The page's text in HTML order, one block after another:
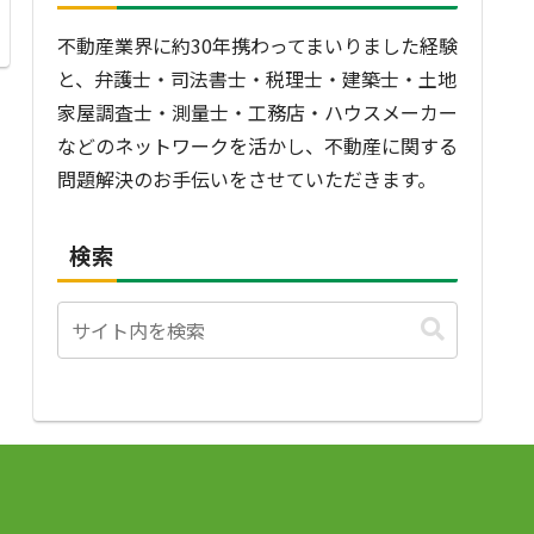
不動産業界に約30年携わってまいりました経験
と、弁護士・司法書士・税理士・建築士・土地
家屋調査士・測量士・工務店・ハウスメーカー
などのネットワークを活かし、不動産に関する
問題解決のお手伝いをさせていただきます。
検索